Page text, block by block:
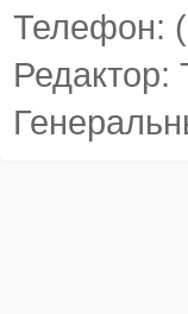
Телефон: